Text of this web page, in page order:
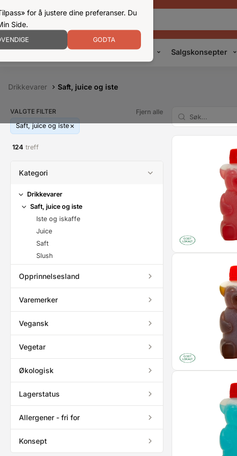
for å justere dine preferanser. Du
Side.
GODTA
Kampanjer Produkter Konsepter Salgskonsepter
Drikkevarer Saft, juice og iste
VALGTE FILTER
Fjern alle
Saft, juice og iste
124 treff
Kategori
Drikkevarer
Saft, juice og iste
Iste og iskaffe
Juice
Saft
Slush
Opprinnelsesland
Varemerker
Vegansk
Vegetar
Økologisk
Lagerstatus
Allergener - fri for
Konsept